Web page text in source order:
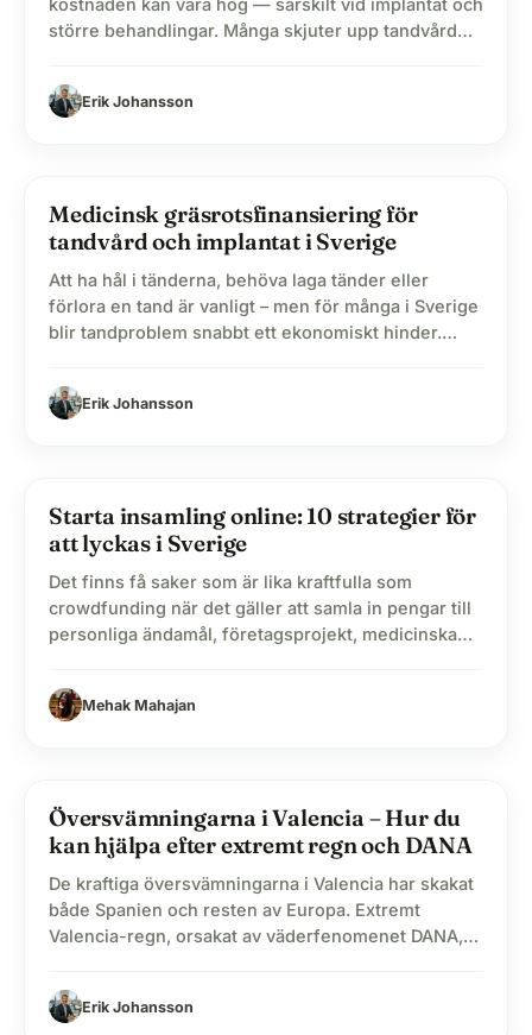
kostnaden kan vara hög — särskilt vid implantat och
större behandlingar. Många skjuter upp tandvård
mer omfattande problem senare. Sverige erbjuder
statligt tandvårdsstöd via Försäkringskassan för att
Erik Johansson
labelBlogg
Medicinsk gräsrotsfinansiering för
tandvård och implantat i Sverige
Att ha hål i tänderna, behöva laga tänder eller
förlora en tand är vanligt – men för många i Sverige
blir tandproblem snabbt ett ekonomiskt hinder.
råd att gå till tandläkaren. I den här guiden visar vi
hur medicinsk gräsrotsfinansiering kan hjälpa dig
Erik Johansson
lightbulb
Starta insamling online: 10 strategier för
att lyckas i Sverige
Det finns få saker som är lika kraftfulla som
crowdfunding när det gäller att samla in pengar till
personliga ändamål, företagsprojekt, medicinska
världens mest givmilda länder, men tyvärr når inte
alla insamlingar sina mål. Varför? Ofta saknas rätt
Mehak Mahajan
labelBlogg
Översvämningarna i Valencia – Hur du
kan hjälpa efter extremt regn och DANA
De kraftiga översvämningarna i Valencia har skakat
både Spanien och resten av Europa. Extremt
Valencia-regn, orsakat av väderfenomenet DANA,
familjer har förlorat sina hem, sin försörjning och i
många fall även sina nära och kära. I denna artikel
Erik Johansson